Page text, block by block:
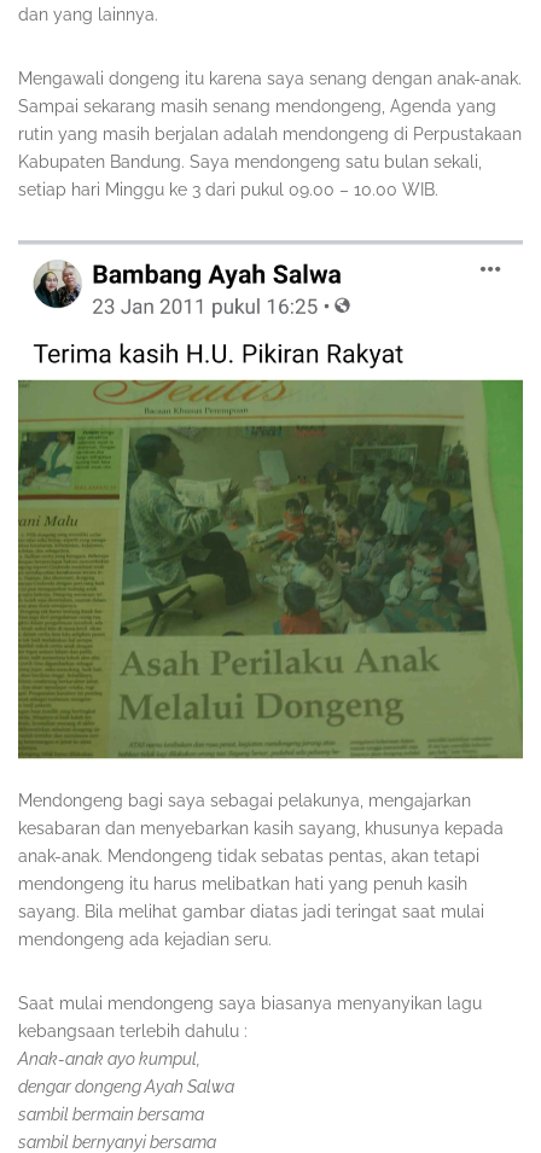
dan yang lainnya.
Mengawali dongeng itu karena saya senang dengan anak-anak.
Sampai sekarang masih senang mendongeng, Agenda yang
rutin yang masih berjalan adalah mendongeng di Perpustakaan
Kabupaten Bandung. Saya mendongeng satu bulan sekali,
setiap hari Minggu ke 3 dari pukul 09.00 – 10.00 WIB.
Mendongeng bagi saya sebagai pelakunya, mengajarkan
kesabaran dan menyebarkan kasih sayang, khusunya kepada
anak-anak. Mendongeng tidak sebatas pentas, akan tetapi
mendongeng itu harus melibatkan hati yang penuh kasih
sayang. Bila melihat gambar diatas jadi teringat saat mulai
mendongeng ada kejadian seru.
Saat mulai mendongeng saya biasanya menyanyikan lagu
kebangsaan terlebih dahulu :
Anak-anak ayo kumpul,
dengar dongeng Ayah Salwa
sambil bermain bersama
sambil bernyanyi bersama